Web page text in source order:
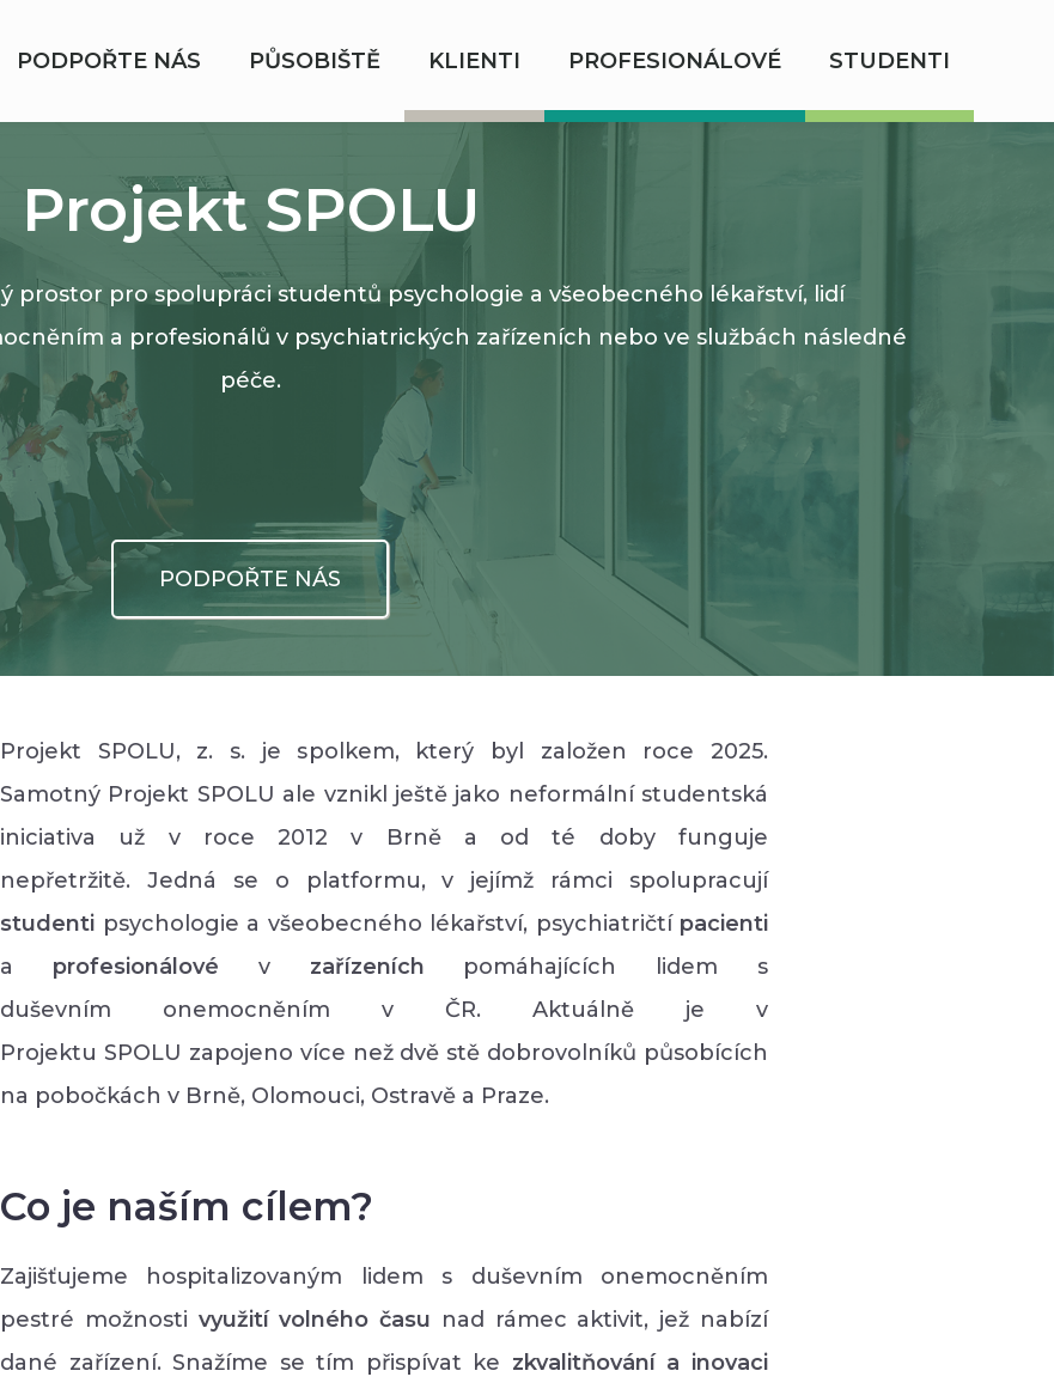
PODPOŘTE NÁS PŮSOBIŠTĚ KLIENTI PROFESIONÁLOVÉ STUDENTI
Projekt SPOLU
prostor pro spolupráci studentů psychologie a všeobecného lékařství, lidí
a profesionálů v psychiatrických zařízeních nebo ve službách následné
péče.
PODPOŘTE NÁS
Projekt SPOLU, z. s. je spolkem, který byl založen roce 2025.
Samotný Projekt SPOLU ale vznikl ještě jako neformální studentská
iniciativa už v roce 2012 v Brně a od té doby funguje
nepřetržitě. Jedná se o platformu, v jejímž rámci spolupracují
studenti psychologie a všeobecného lékařství, psychiatričtí pacienti
a profesionálové v zařízeních pomáhajících lidem s
duševním onemocněním v ČR. Aktuálně je v
Projektu SPOLU zapojeno více než dvě stě dobrovolníků působících
na pobočkách v Brně, Olomouci, Ostravě a Praze.
Co je naším cílem?
Zajišťujeme hospitalizovaným lidem s duševním onemocněním
pestré možnosti využití volného času nad rámec aktivit, jež nabízí
dané zařízení. Snažíme se tím přispívat ke zkvalitňování a inovaci